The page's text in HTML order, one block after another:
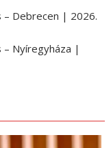
– Debrecen | 2026.
– Nyíregyháza |